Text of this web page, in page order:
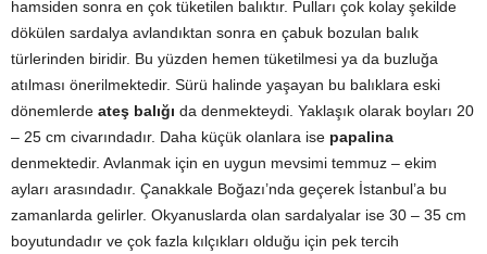
hamsiden sonra en çok tüketilen balıktır. Pulları çok kolay şekilde
dökülen sardalya avlandıktan sonra en çabuk bozulan balık
türlerinden biridir. Bu yüzden hemen tüketilmesi ya da buzluğa
atılması önerilmektedir. Sürü halinde yaşayan bu balıklara eski
dönemlerde ateş balığı da denmekteydi. Yaklaşık olarak boyları 20
– 25 cm civarındadır. Daha küçük olanlara ise papalina
denmektedir. Avlanmak için en uygun mevsimi temmuz – ekim
ayları arasındadır. Çanakkale Boğazı’nda geçerek İstanbul’a bu
zamanlarda gelirler. Okyanuslarda olan sardalyalar ise 30 – 35 cm
boyutundadır ve çok fazla kılçıkları olduğu için pek tercih